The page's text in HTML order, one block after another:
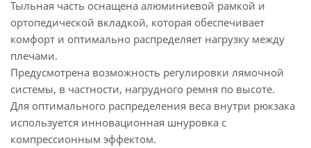
Тыльная часть оснащена алюминиевой рамкой и
ортопедической вкладкой, которая обеспечивает
комфорт и оптимально распределяет нагрузку между
плечами.
Предусмотрена возможность регулировки лямочной
системы, в частности, нагрудного ремня по высоте.
Для оптимального распределения веса внутри рюкзака
используется инновационная шнуровка с
компрессионным эффектом.